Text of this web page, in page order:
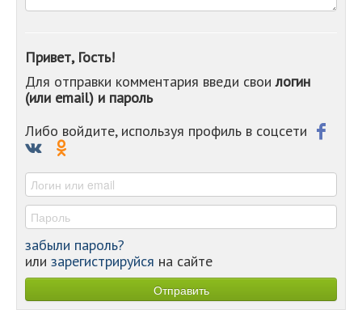
-
-
-
Привет, Гость!
Для отправки комментария введи своилогин
(или email) и пароль
Либо войдите, используя профиль в соцсети
забыли пароль?
или зарегистрируйся на сайте